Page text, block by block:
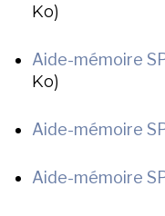
Ko)
Aide-mémoire
Ko)
Aide-mémoire
Aide-mémoire